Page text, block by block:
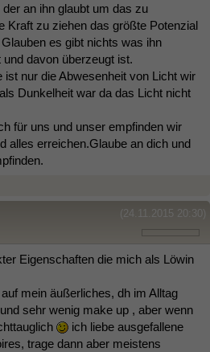
an ihn glaubt um das zu
Kraft zu ziehen das größte Potenzial
es gibt nichts was ihn
davon überzeugt ist.
nur die Abwesenheit von Licht wir
Dunkelheit war da das Licht nicht
für uns und unser empfinden wir
alles erreichen.Glaube an dich und
(24.11.2015 20:30)
Eigenschaften die mich als Löwin
mein äußerliches, dh im Alltag
sehr wenig make up , aber wenn
ich liebe ausgefallene
trage dann aber meistens